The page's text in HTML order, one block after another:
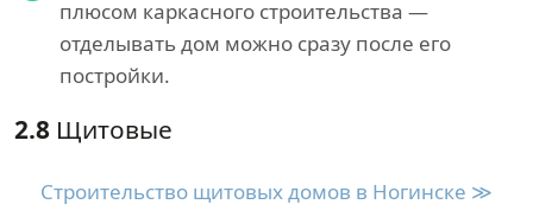
плюсом каркасного строительства —
отделывать дом можно сразу после его
постройки.
2.8 Щитовые
Строительство щитовых домов в Ногинске ≫